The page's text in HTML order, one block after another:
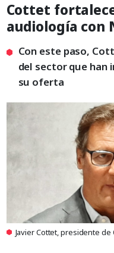
Cottet
audiología con
Con este paso,
del sector que
su oferta
Javier Cottet, presidente de